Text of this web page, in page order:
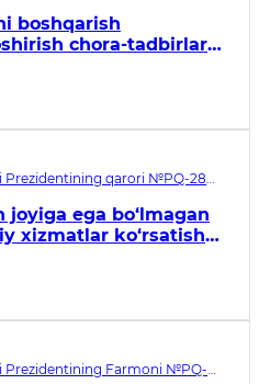
boshqarish
chora-tadbirlari
Prezidentining qarori №PQ-288.
joyiga ega bo‘lmagan
xizmatlar ko‘rsatish
Prezidentining Farmoni №PQ-